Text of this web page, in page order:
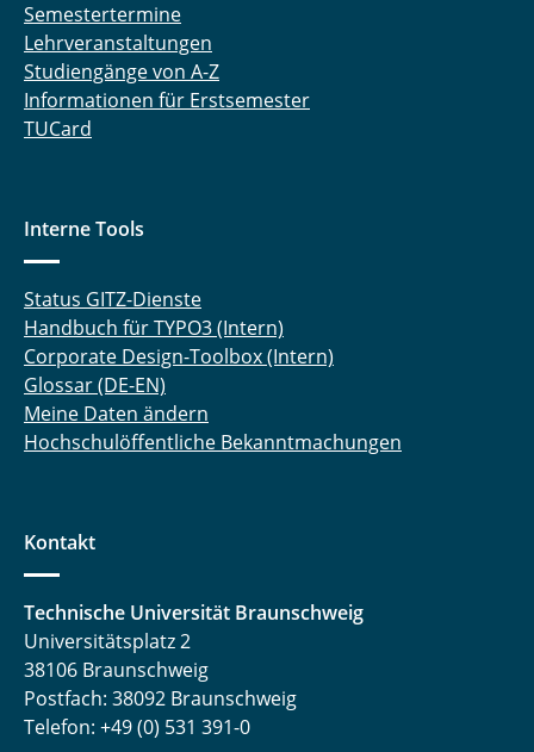
Semestertermine
Lehrveranstaltungen
Studiengänge von A-Z
Informationen für Erstsemester
TUCard
Interne Tools
Status GITZ-Dienste
Handbuch für TYPO3 (Intern)
Corporate Design-Toolbox (Intern)
Glossar (DE-EN)
Meine Daten ändern
Hochschulöffentliche Bekanntmachungen
Kontakt
Technische Universität Braunschweig
Universitätsplatz 2
38106 Braunschweig
Postfach: 38092 Braunschweig
Telefon: +49 (0) 531 391-0